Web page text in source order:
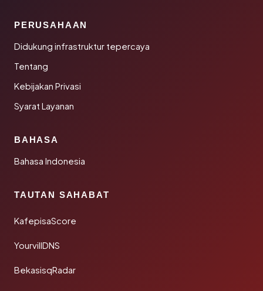
PERUSAHAAN
Didukung infrastruktur tepercaya
Tentang
Kebijakan Privasi
Syarat Layanan
BAHASA
Bahasa Indonesia
TAUTAN SAHABAT
KafepisaScore
YourvillDNS
BekasisqRadar